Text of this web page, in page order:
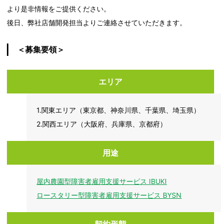
より是非情報をご提供ください。
後日、弊社店舗開発担当よりご連絡させていただきます。
＜募集要領＞
エリア
1.関東エリア（東京都、神奈川県、千葉県、埼玉県）
2.関西エリア（大阪府、兵庫県、京都府）
用途
屋内農園型障害者雇用支援サービス IBUKI
ロースタリー型障害者雇用支援サービス BYSN